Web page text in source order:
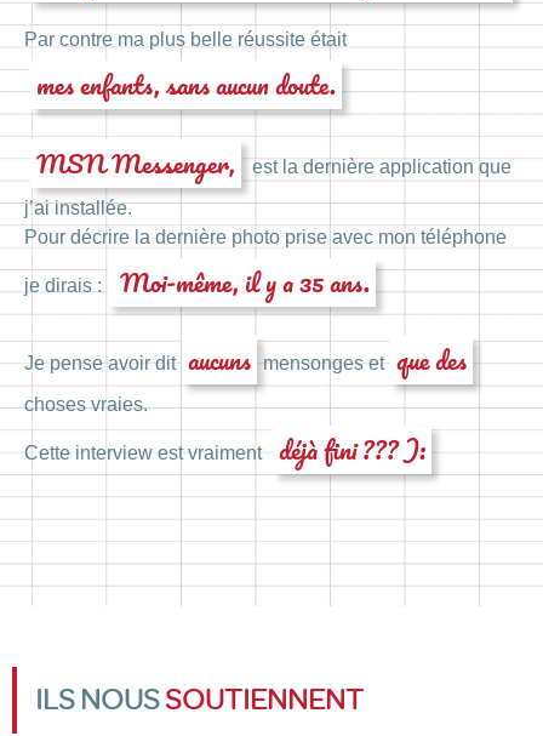
Par contre ma plus belle réussite était
mes enfants, sans aucun doute.
MSN Messenger,
est la dernière application que
j’ai installée.
Pour décrire la dernière photo prise avec mon téléphone
je dirais : Moi-même, il y a 35 ans.
Je pense avoir dit aucuns mensonges et que des
choses vraies.
Cette interview est vraiment déjà fini ??? ):
ILS NOUSSOUTIENNENT